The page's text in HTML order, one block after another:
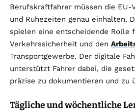
Berufskraftfahrer müssen die EU-
und Ruhezeiten genau einhalten.
spielen eine entscheidende Rolle
Verkehrssicherheit und den
Transportgewerbe. Der digitale
unterstützt Fahrer dabei, die
präzise zu dokumentieren und zu
Tägliche und wöchentliche